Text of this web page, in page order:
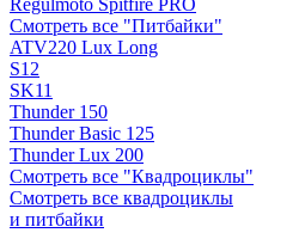
Regulmoto Spitfire PRO
Смотреть все "Питбайки"
ATV220 Lux Long
S12
SK11
Thunder 150
Thunder Basic 125
Thunder Lux 200
Смотреть все "Квадроциклы"
Смотреть все квадроциклы
и питбайки